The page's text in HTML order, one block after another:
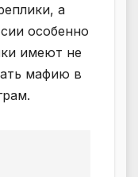
а
особенно
имеют не
мафию в